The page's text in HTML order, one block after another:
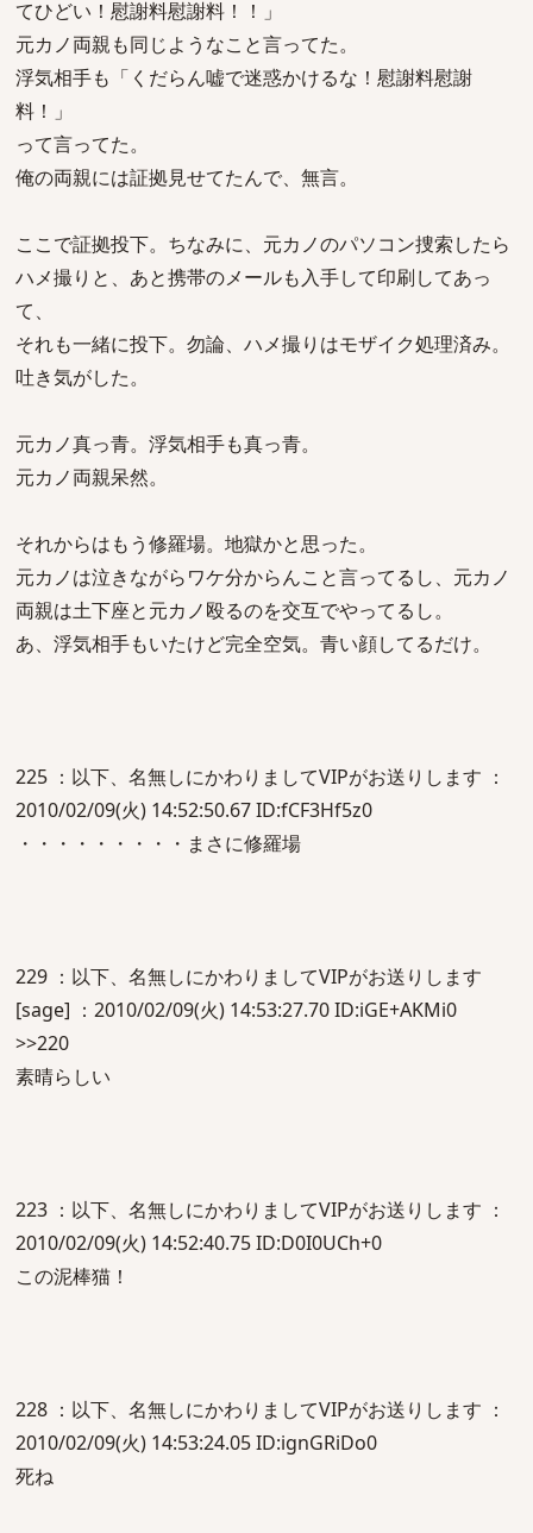
てひどい！慰謝料慰謝料！！」
元カノ両親も同じようなこと言ってた。
浮気相手も「くだらん嘘で迷惑かけるな！慰謝料慰謝
料！」
って言ってた。
俺の両親には証拠見せてたんで、無言。
ここで証拠投下。ちなみに、元カノのパソコン捜索したら
ハメ撮りと、あと携帯のメールも入手して印刷してあっ
て、
それも一緒に投下。勿論、ハメ撮りはモザイク処理済み。
吐き気がした。
元カノ真っ青。浮気相手も真っ青。
元カノ両親呆然。
それからはもう修羅場。地獄かと思った。
元カノは泣きながらワケ分からんこと言ってるし、元カノ
両親は土下座と元カノ殴るのを交互でやってるし。
あ、浮気相手もいたけど完全空気。青い顔してるだけ。
225 ：以下、名無しにかわりましてVIPがお送りします ：
2010/02/09(火) 14:52:50.67 ID:fCF3Hf5z0
・・・・・・・・・まさに修羅場
229 ：以下、名無しにかわりましてVIPがお送りします
[sage] ：2010/02/09(火) 14:53:27.70 ID:iGE+AKMi0
>>220
素晴らしい
223 ：以下、名無しにかわりましてVIPがお送りします ：
2010/02/09(火) 14:52:40.75 ID:D0I0UCh+0
この泥棒猫！
228 ：以下、名無しにかわりましてVIPがお送りします ：
2010/02/09(火) 14:53:24.05 ID:ignGRiDo0
死ね